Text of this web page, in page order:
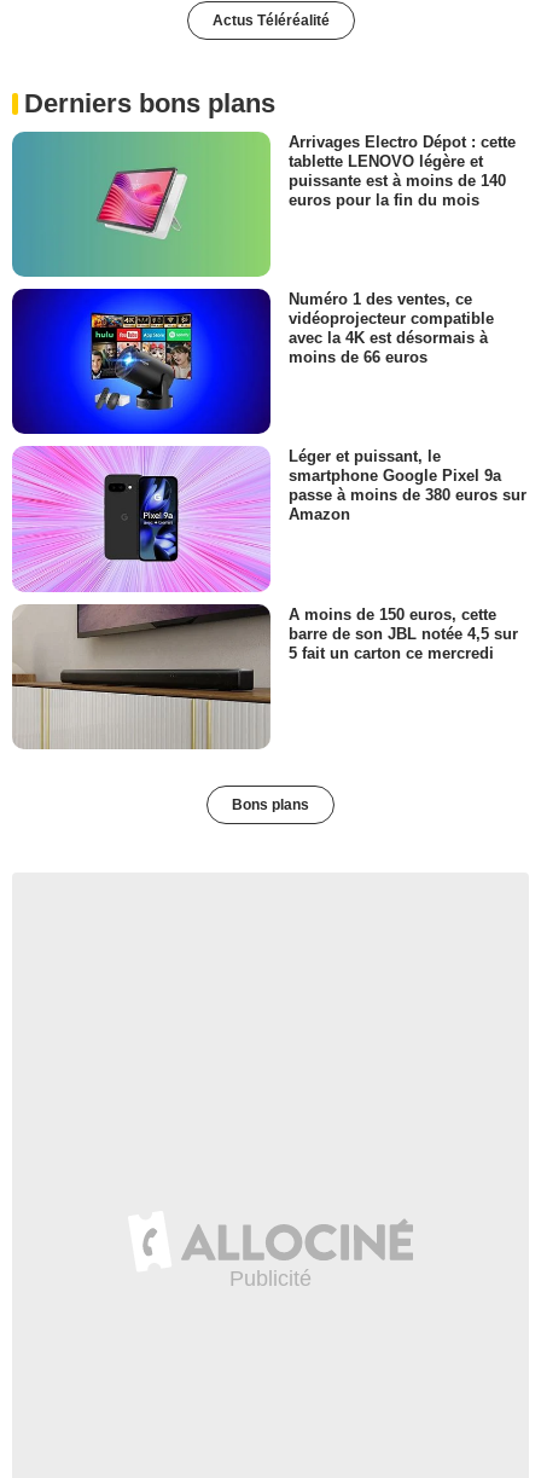
Actus Téléréalité
Derniers bons plans
Arrivages Electro Dépot : cette
tablette LENOVO légère et
puissante est à moins de 140
euros pour la fin du mois
Numéro 1 des ventes, ce
vidéoprojecteur compatible
avec la 4K est désormais à
moins de 66 euros
Léger et puissant, le
smartphone Google Pixel 9a
passe à moins de 380 euros sur
Amazon
A moins de 150 euros, cette
barre de son JBL notée 4,5 sur
5 fait un carton ce mercredi
Bons plans